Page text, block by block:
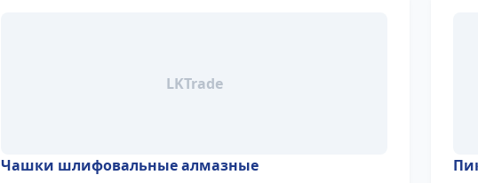
Чашки шлифовальные алмазные